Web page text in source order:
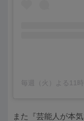
また『芸能人が本